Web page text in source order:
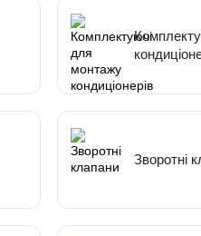
Зворотні